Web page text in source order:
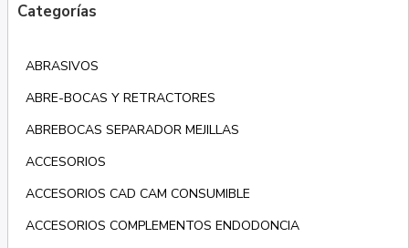
Categorías
ABRASIVOS
ABRE-BOCAS Y RETRACTORES
ABREBOCAS SEPARADOR MEJILLAS
ACCESORIOS
ACCESORIOS CAD CAM CONSUMIBLE
ACCESORIOS COMPLEMENTOS ENDODONCIA